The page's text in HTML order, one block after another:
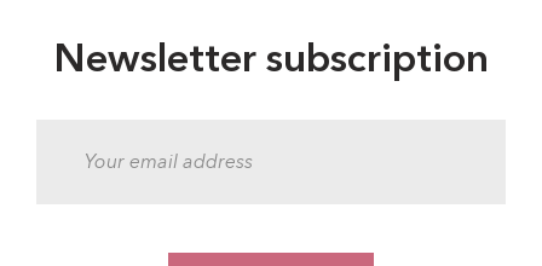
Newsletter subscription